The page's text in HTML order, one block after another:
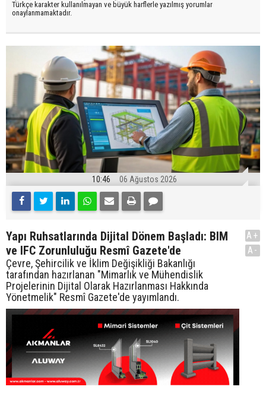
Türkçe karakter kullanılmayan ve büyük harflerle yazılmış yorumlar
onaylanmamaktadır.
10:46 06 Ağustos 2026
Yapı Ruhsatlarında Dijital Dönem Başladı: BIM
ve IFC Zorunluluğu Resmî Gazete'de
Çevre, Şehircilik ve İklim Değişikliği Bakanlığı
tarafından hazırlanan "Mimarlık ve Mühendislik
Projelerinin Dijital Olarak Hazırlanması Hakkında
Yönetmelik" Resmî Gazete'de yayımlandı.
A+
A-